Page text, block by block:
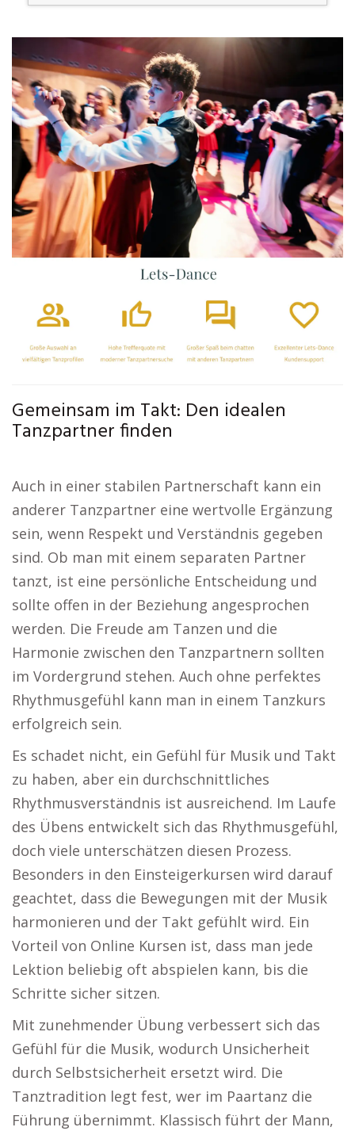
Gemeinsam im Takt: Den idealen
Tanzpartner finden
Auch in einer stabilen Partnerschaft kann ein
anderer Tanzpartner eine wertvolle Ergänzung
sein, wenn Respekt und Verständnis gegeben
sind. Ob man mit einem separaten Partner
tanzt, ist eine persönliche Entscheidung und
sollte offen in der Beziehung angesprochen
werden. Die Freude am Tanzen und die
Harmonie zwischen den Tanzpartnern sollten
im Vordergrund stehen. Auch ohne perfektes
Rhythmusgefühl kann man in einem Tanzkurs
erfolgreich sein.
Es schadet nicht, ein Gefühl für Musik und Takt
zu haben, aber ein durchschnittliches
Rhythmusverständnis ist ausreichend. Im Laufe
des Übens entwickelt sich das Rhythmusgefühl,
doch viele unterschätzen diesen Prozess.
Besonders in den Einsteigerkursen wird darauf
geachtet, dass die Bewegungen mit der Musik
harmonieren und der Takt gefühlt wird. Ein
Vorteil von Online Kursen ist, dass man jede
Lektion beliebig oft abspielen kann, bis die
Schritte sicher sitzen.
Mit zunehmender Übung verbessert sich das
Gefühl für die Musik, wodurch Unsicherheit
durch Selbstsicherheit ersetzt wird. Die
Tanztradition legt fest, wer im Paartanz die
Führung übernimmt. Klassisch führt der Mann,